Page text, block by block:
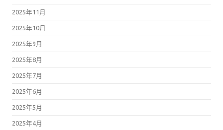
2025年11月
2025年10月
2025年9月
2025年8月
2025年7月
2025年6月
2025年5月
2025年4月